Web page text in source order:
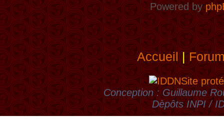
Powered by
Accueil|
Site
Conception : Guillaume
Dèpôts INPI /